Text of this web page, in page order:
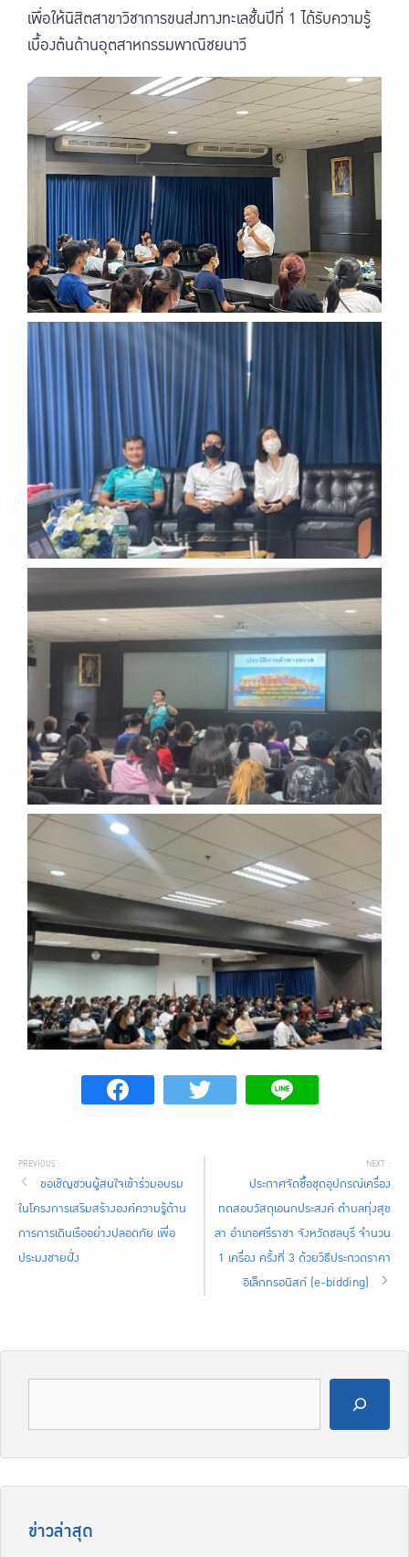
เพื่อให้นิสิตสาขาวิชาการขนส่งทางทะเลชั้นปีที่ 1 ได้รับความรู้
เบื้องต้นด้านอุตสาหกรรมพาณิชยนาวี
ขอเชิญชวนผู้สนใจเข้าร่วมอบรม
ในโครงการเสริมสร้างองค์ความรู้ด้าน
การการเดินเรืออย่างปลอดภัย เพื่อ
ประมงชายฝั่ง
ประกาศจัดซื้อชุดอุปกรณ์เครื่อง
ทดสอบวัสดุเอนกประสงค์ ตำบลทุ่งสุข
ลา อำเภอศรีราชา จังหวัดชลบุรี จำนวน
1 เครื่อง ครั้งที่ 3 ด้วยวิธีประกวดราคา
อิเล็กทรอนิสก์ (e-bidding)
ข่าวล่าสุด